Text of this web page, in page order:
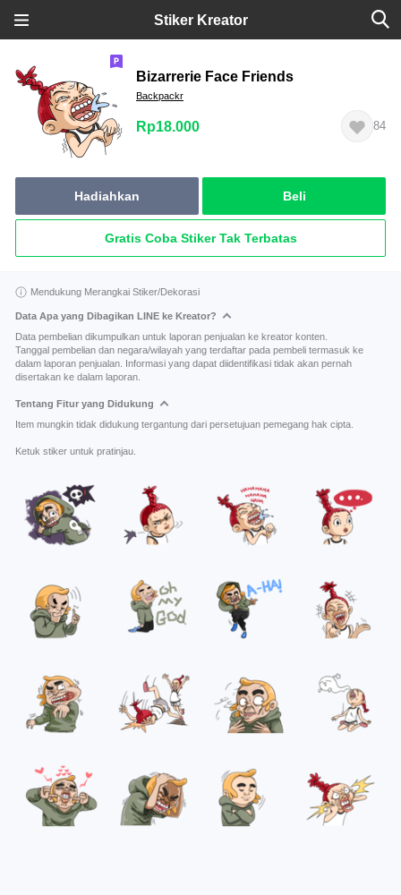
Stiker Kreator
Bizarrerie Face Friends
Backpackr
Rp18.000 84
Hadiahkan Beli
Gratis Coba Stiker Tak Terbatas
Mendukung Merangkai Stiker/Dekorasi
Data Apa yang Dibagikan LINE ke Kreator?
Data pembelian dikumpulkan untuk laporan penjualan ke kreator konten.
Tanggal pembelian dan negara/wilayah yang terdaftar pada pembeli termasuk ke
dalam laporan penjualan. Informasi yang dapat diidentifikasi tidak akan pernah
disertakan ke dalam laporan.
Tentang Fitur yang Didukung
Item mungkin tidak didukung tergantung dari persetujuan pemegang hak cipta.
Ketuk stiker untuk pratinjau.